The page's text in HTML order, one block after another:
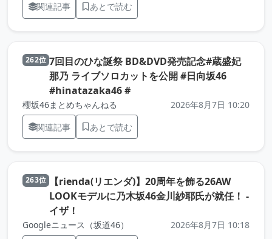
関連記事
あとで読む
262位 7回目のひな誕祭 BD&DVD発売記念#蔵盛妃
那乃 ライブソロカットを公開 #日向坂46
#hinatazaka46 #（元記事を新しいタブで開きま
櫻坂46まとめちゃんねる
2026年8月7日 10:20
関連記事
あとで読む
263位
【rienda(リエンダ)】20周年を飾る26AW
LOOKモデルに乃木坂46金川紗耶氏が就任！ -
イザ！
Googleニュース（坂道46）
2026年8月7日 10:18